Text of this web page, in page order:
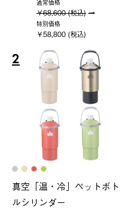
通常価格
￥68,600 (税込)
特別価格
￥58,800 (税込)
2
真空「温・冷」ペットボト
ルシリンダー